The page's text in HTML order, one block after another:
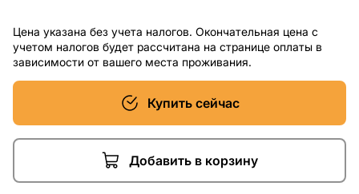
Цена указана без учета налогов. Окончательная цена с
учетом налогов будет рассчитана на странице оплаты в
зависимости от вашего места проживания.
Купить сейчас
Добавить в корзину